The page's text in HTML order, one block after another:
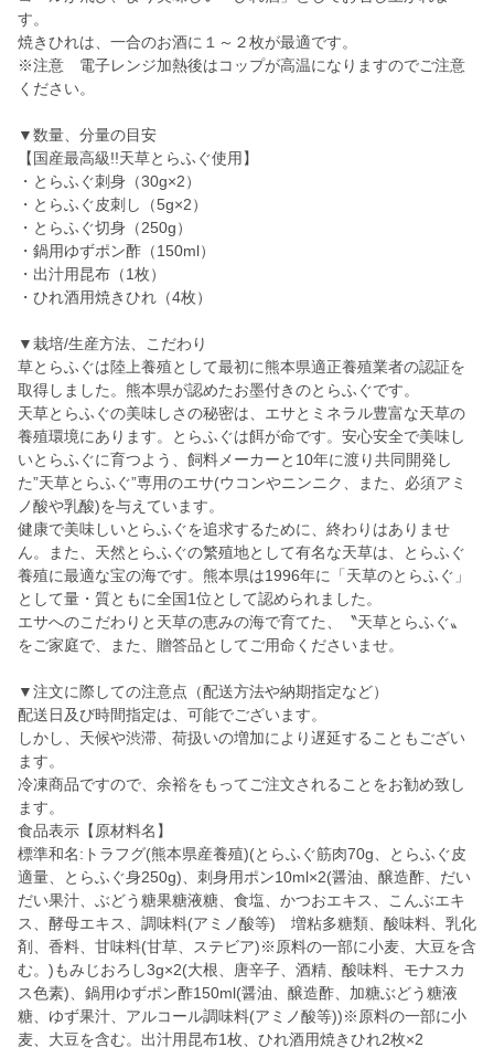
す。
焼きひれは、一合のお酒に１～２枚が最適です。
※注意 電子レンジ加熱後はコップが高温になりますのでご注意
ください。
▼数量、分量の目安
【国産最高級!!天草とらふぐ使用】
・とらふぐ刺身（30g×2）
・とらふぐ皮刺し（5g×2）
・とらふぐ切身（250g）
・鍋用ゆずポン酢（150ml）
・出汁用昆布（1枚）
・ひれ酒用焼きひれ（4枚）
▼栽培/生産方法、こだわり
草とらふぐは陸上養殖として最初に熊本県適正養殖業者の認証を
取得しました。熊本県が認めたお墨付きのとらふぐです。
天草とらふぐの美味しさの秘密は、エサとミネラル豊富な天草の
養殖環境にあります。とらふぐは餌が命です。安心安全で美味し
いとらふぐに育つよう、飼料メーカーと10年に渡り共同開発し
た”天草とらふぐ”専用のエサ(ウコンやニンニク、また、必須アミ
ノ酸や乳酸)を与えています。
健康で美味しいとらふぐを追求するために、終わりはありませ
ん。また、天然とらふぐの繁殖地として有名な天草は、とらふぐ
養殖に最適な宝の海です。熊本県は1996年に「天草のとらふぐ」
として量・質ともに全国1位として認められました。
エサへのこだわりと天草の恵みの海で育てた、〝天草とらふぐ〟
をご家庭で、また、贈答品としてご用命くださいませ。
▼注文に際しての注意点（配送方法や納期指定など）
配送日及び時間指定は、可能でございます。
しかし、天候や渋滞、荷扱いの増加により遅延することもござい
ます。
冷凍商品ですので、余裕をもってご注文されることをお勧め致し
ます。
食品表示【原材料名】
標準和名:トラフグ(熊本県産養殖)(とらふぐ筋肉70g、とらふぐ皮
適量、とらふぐ身250g)、刺身用ポン10ml×2(醤油、醸造酢、だい
だい果汁、ぶどう糖果糖液糖、食塩、かつおエキス、こんぶエキ
ス、酵母エキス、調味料(アミノ酸等) 増粘多糖類、酸味料、乳化
剤、香料、甘味料(甘草、ステビア)※原料の一部に小麦、大豆を含
む。)もみじおろし3g×2(大根、唐辛子、酒精、酸味料、モナスカ
ス色素)、鍋用ゆずポン酢150ml(醤油、醸造酢、加糖ぶどう糖液
糖、ゆず果汁、アルコール調味料(アミノ酸等))※原料の一部に小
麦、大豆を含む。出汁用昆布1枚、ひれ酒用焼きひれ2枚×2